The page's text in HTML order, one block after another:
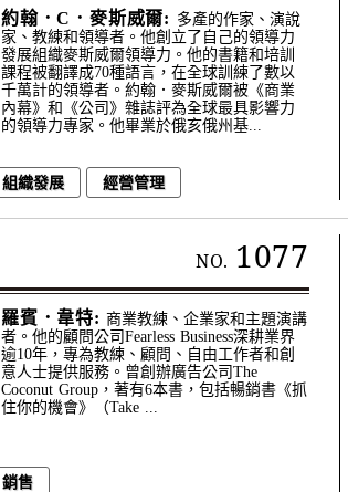
約翰．C．麥斯威爾: 多產的作家、演說
家、教練和領導者。他創立了自己的領導力
發展組織麥斯威爾領導力。他的書籍和培訓
課程被翻譯成70種語言，在全球訓練了數以
千萬計的領導者。約翰．麥斯威爾被《商業
內幕》和《公司》雜誌評為全球最具影響力
的領導力專家。他畢業於俄亥俄州基...
組織發展 經營管理
NO. 1077
羅賓．韋特: 商業教練、企業家和主題演講
者。他的顧問公司Fearless Business深耕業界
逾10年，專為教練、顧問、自由工作者和創
意人士提供服務。曾創辦廣告公司The
Coconut Group，著有6本書，包括暢銷書《抓
住你的機會》（Take ...
銷售